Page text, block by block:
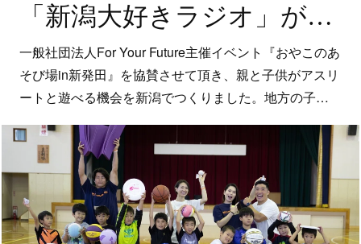
「新潟大好きラジオ」が一般社団法人For Your Future主催イベント『おやこのあそび場in新発田』を協賛
一般社団法人For Your Future主催イベント『おやこのあ
そび場in新発田』を協賛させて頂き、親と子供がアスリ
ートと遊べる機会を新潟でつくりました。地方の子…